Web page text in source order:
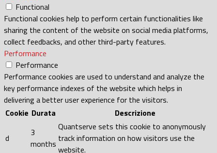
Functional
Functional cookies help to perform certain functionalities like
sharing the content of the website on social media platforms,
collect feedbacks, and other third-party features.
Performance
Performance
Performance cookies are used to understand and analyze the
key performance indexes of the website which helps in
delivering a better user experience for the visitors.
Cookie Durata Descrizione
d
3
months
Quantserve sets this cookie to anonymously
track information on how visitors use the
website.